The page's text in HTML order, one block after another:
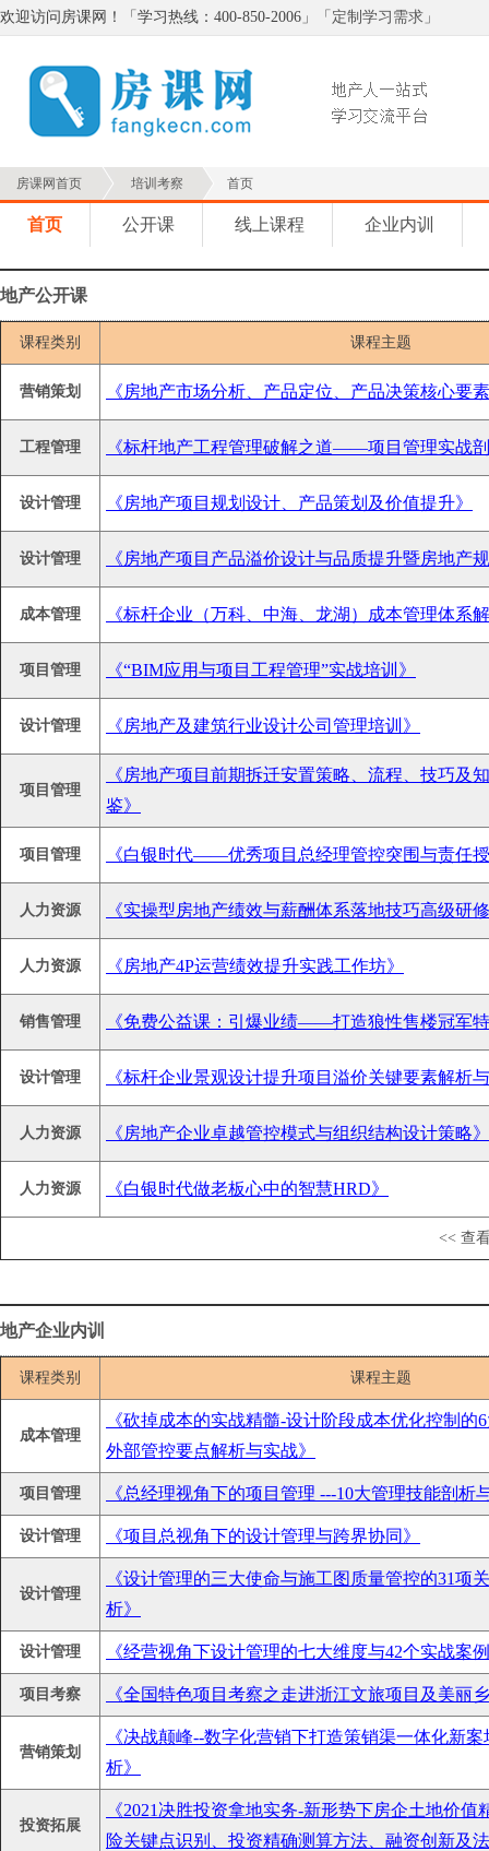
欢迎访问房课网！「学习热线：400-850-2006」「 定制学习需求 」
房课网首页 培训考察 首页
首页 公开课 线上课程 企业内训
地产公开课
课程类别 课程主题
营销策划 《房地产市场分析、产品定位、产品决策核心要
工程管理 《标杆地产工程管理破解之道——项目管理实战
设计管理 《房地产项目规划设计、产品策划及价值提升》
设计管理 《房地产项目产品溢价设计与品质提升暨房地产
成本管理 《标杆企业（万科、中海、龙湖）成本管理体系
项目管理 《“BIM应用与项目工程管理”实战培训》
设计管理 《房地产及建筑行业设计公司管理培训》
项目管理
《房地产项目前期拆迁安置策略、流程、技巧及
鉴》
项目管理 《白银时代——优秀项目总经理管控突围与责任
人力资源 《实操型房地产绩效与薪酬体系落地技巧高级研
人力资源 《房地产4P运营绩效提升实践工作坊》
销售管理 《免费公益课：引爆业绩——打造狼性售楼冠军
设计管理 《标杆企业景观设计提升项目溢价关键要素解析
人力资源 《房地产企业卓越管控模式与组织结构设计策略》
人力资源 《白银时代做老板心中的智慧HRD》
<< 查
地产企业内训
课程类别 课程主题
成本管理
《砍掉成本的实战精髓-设计阶段成本优化控制的
外部管控要点解析与实战》
项目管理 《总经理视角下的项目管理 ---10大管理技能剖析
设计管理 《项目总视角下的设计管理与跨界协同》
设计管理
《设计管理的三大使命与施工图质量管控的31项
析》
设计管理 《经营视角下设计管理的七大维度与42个实战案
项目考察 《全国特色项目考察之走进浙江文旅项目及美丽
营销策划
《决战颠峰--数字化营销下打造策销渠一体化新
析》
投资拓展
《2021决胜投资拿地实务-新形势下房企土地价
险关键点识别、投资精确测算方法、融资创新及